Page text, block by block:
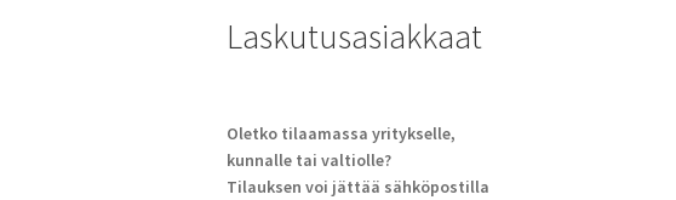
Laskutusasiakkaat
Oletko tilaamassa yritykselle,
kunnalle tai valtiolle?
Tilauksen voi jättää sähköpostilla